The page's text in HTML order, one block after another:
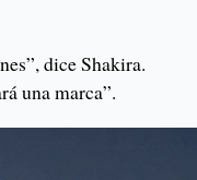
dice Shakira.
una marca”.